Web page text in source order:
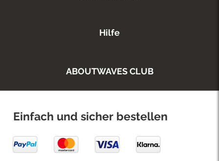
Hilfe
ABOUTWAVES CLUB
Einfach und sicher bestellen